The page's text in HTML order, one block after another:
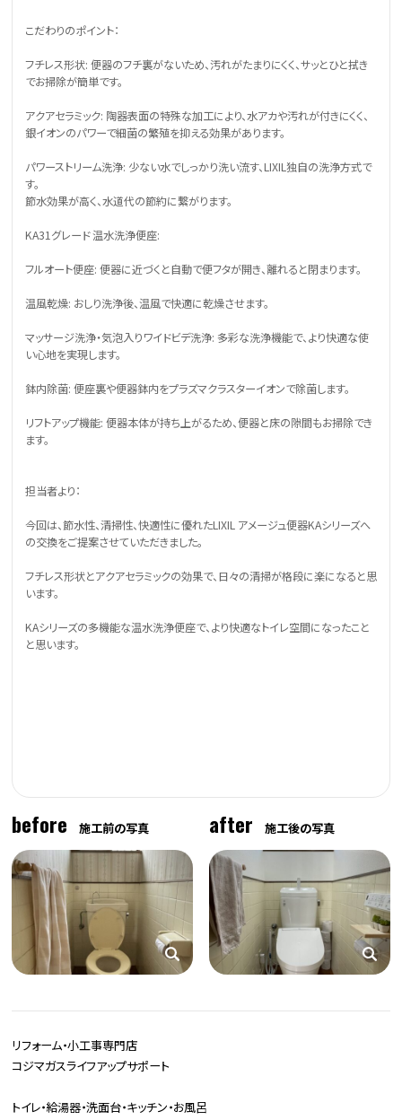
こだわりのポイント：
フチレス形状: 便器のフチ裏がないため、汚れがたまりにくく、サッとひと拭き
でお掃除が簡単です。
アクアセラミック: 陶器表面の特殊な加工により、水アカや汚れが付きにくく、
銀イオンのパワーで細菌の繁殖を抑える効果があります。
パワーストリーム洗浄: 少ない水でしっかり洗い流す、LIXIL独自の洗浄方式で
す。
節水効果が高く、水道代の節約に繋がります。
KA31グレード 温水洗浄便座:
フルオート便座: 便器に近づくと自動で便フタが開き、離れると閉まります。
温風乾燥: おしり洗浄後、温風で快適に乾燥させます。
マッサージ洗浄・気泡入りワイドビデ洗浄: 多彩な洗浄機能で、より快適な使
い心地を実現します。
鉢内除菌: 便座裏や便器鉢内をプラズマクラスターイオンで除菌します。
リフトアップ機能: 便器本体が持ち上がるため、便器と床の隙間もお掃除でき
ます。
担当者より：
今回は、節水性、清掃性、快適性に優れたLIXIL アメージュ便器KAシリーズへ
の交換をご提案させていただきました。
フチレス形状とアクアセラミックの効果で、日々の清掃が格段に楽になると思
います。
KAシリーズの多機能な温水洗浄便座で、より快適なトイレ空間になったこと
と思います。
before 施工前の写真 after 施工後の写真
リフォーム・小工事専門店
コジマガスライフアップサポート
トイレ・給湯器・洗面台・キッチン・お風呂